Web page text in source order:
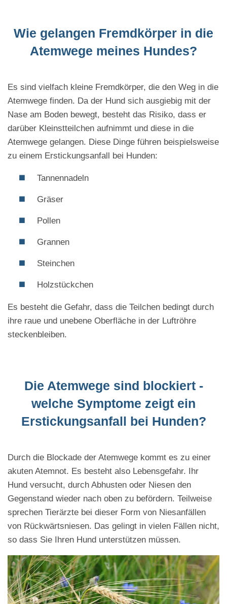
Wie gelangen Fremdkörper in die
Atemwege meines Hundes?
Es sind vielfach kleine Fremdkörper, die den Weg in die
Atemwege finden. Da der Hund sich ausgiebig mit der
Nase am Boden bewegt, besteht das Risiko, dass er
darüber Kleinstteilchen aufnimmt und diese in die
Atemwege gelangen. Diese Dinge führen beispielsweise
zu einem Erstickungsanfall bei Hunden:
Tannennadeln
Gräser
Pollen
Grannen
Steinchen
Holzstückchen
Es besteht die Gefahr, dass die Teilchen bedingt durch
ihre raue und unebene Oberfläche in der Luftröhre
steckenbleiben.
Die Atemwege sind blockiert -
welche Symptome zeigt ein
Erstickungsanfall bei Hunden?
Durch die Blockade der Atemwege kommt es zu einer
akuten Atemnot. Es besteht also Lebensgefahr. Ihr
Hund versucht, durch Abhusten oder Niesen den
Gegenstand wieder nach oben zu befördern. Teilweise
sprechen Tierärzte bei dieser Form von Niesanfällen
von Rückwärtsniesen. Das gelingt in vielen Fällen nicht,
so dass Sie Ihren Hund unterstützen müssen.